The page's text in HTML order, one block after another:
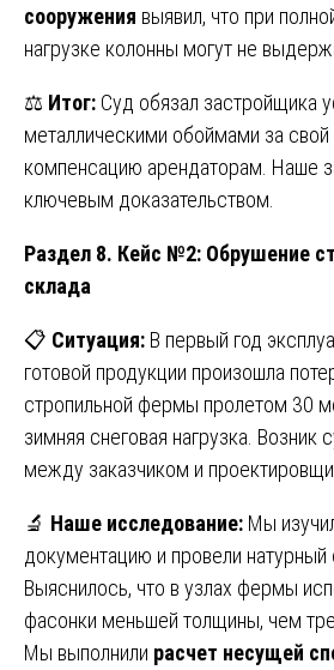
сооружения выявил, что при
нагрузке колонны могут не
⚖️ Итог: Суд обязал застройщика
металлическими обоймами за свой
компенсацию арендаторам. Наше
ключевым доказательством.
Раздел 8. Кейс №2: Обрушение
склада
📋 Ситуация: В первый год
готовой продукции произошла
стропильной фермы пролетом 30
зимняя снеговая нагрузка. Возник
между заказчиком и
🔬 Наше исследование: Мы
документацию и провели натурный
Выяснилось, что в узлах фермы
фасонки меньшей толщины, чем
Мы выполнили расчет несущей